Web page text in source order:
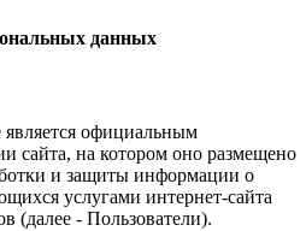
данных
официальным
сайта, на котором оно размещено
и защиты информации о
услугами интернет-сайта
(далее - Пользователи).